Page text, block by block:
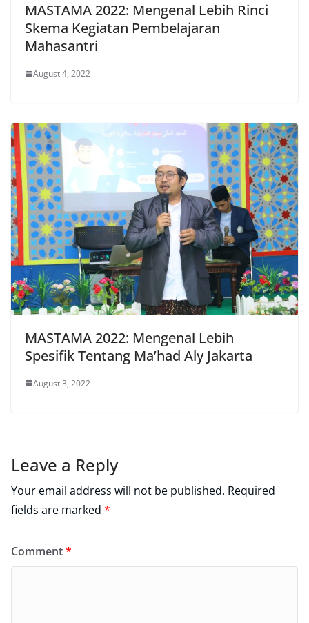
MASTAMA 2022: Mengenal Lebih Rinci
Skema Kegiatan Pembelajaran
Mahasantri
August 4, 2022
MASTAMA 2022: Mengenal Lebih
Spesifik Tentang Ma’had Aly Jakarta
August 3, 2022
Leave a Reply
Your email address will not be published. Required
fields are marked *
Comment*